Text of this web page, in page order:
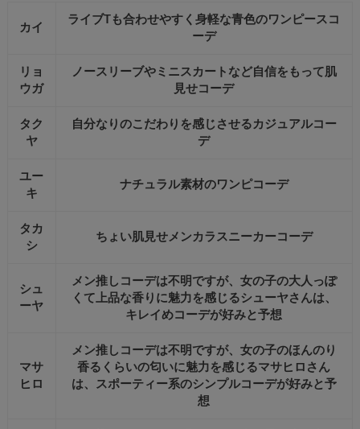
カイ
ライブTも合わせやすく身軽な青色のワンピースコ
ーデ
リョ
ウガ
ノースリーブやミニスカートなど自信をもって肌
見せコーデ
タク
ヤ
自分なりのこだわりを感じさせるカジュアルコー
デ
ユー
キ
ナチュラル素材のワンピコーデ
タカ
シ
ちょい肌見せメンカラスニーカーコーデ
シュ
ーヤ
メン推しコーデは不明ですが、女の子の大人っぽ
くて上品な香りに魅力を感じるシューヤさんは、
キレイめコーデが好みと予想
マサ
ヒロ
メン推しコーデは不明ですが、女の子のほんのり
香るくらいの匂いに魅力を感じるマサヒロさん
は、スポーティー系のシンプルコーデが好みと予
想